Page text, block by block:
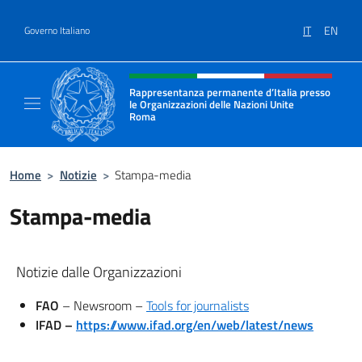
Governo Italiano IT EN
Intestazione sito, social e menù
Rappresentanza permanente d’Italia presso
le Organizzazioni delle Nazioni Unite
Roma
Il sito ufficiale della Rappresentanza
Home > Notizie > Stampa-media
Stampa-media
Notizie dalle Organizzazioni
FAO – Newsroom – Tools for journalists
IFAD – https://www.ifad.org/en/web/latest/news